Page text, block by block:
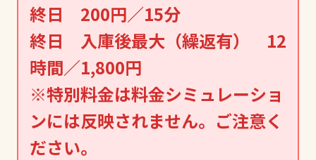
終日 200円／15分
終日 入庫後最大（繰返有） 12
時間／1,800円
※特別料金は料金シミュレーショ
ンには反映されません。ご注意く
ださい。